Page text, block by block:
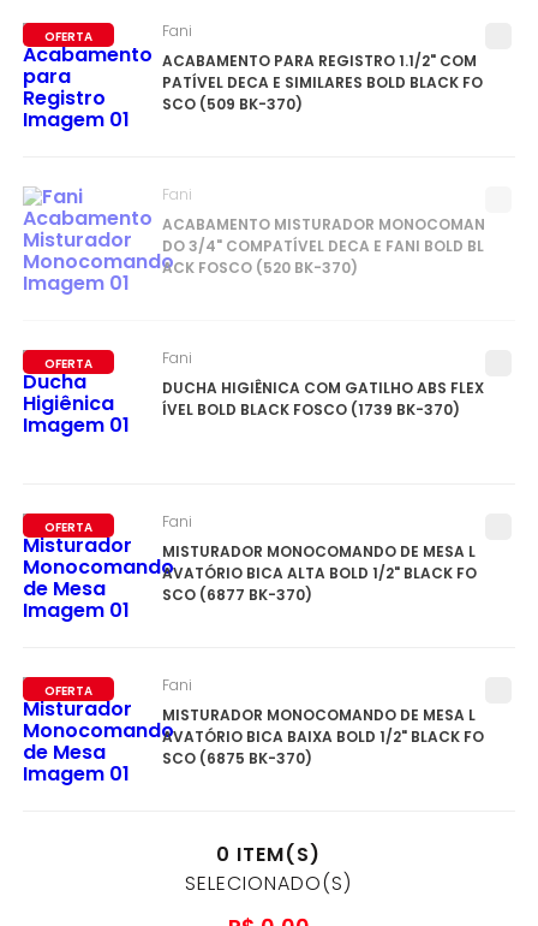
OFERTA
ACABAMENTO PARA REGISTRO 1.1/2" COM
PATÍVEL DECA E SIMILARES BOLD BLACK FO
SCO (509 BK-370)
Fani
ACABAMENTO MISTURADOR MONOCOMAN
DO 3/4" COMPATÍVEL DECA E FANI BOLD BL
ACK FOSCO (520 BK-370)
Fani
OFERTA
DUCHA HIGIÊNICA COM GATILHO ABS FLEX
ÍVEL BOLD BLACK FOSCO (1739 BK-370)
Fani
OFERTA
MISTURADOR MONOCOMANDO DE MESA L
AVATÓRIO BICA ALTA BOLD 1/2" BLACK FO
SCO (6877 BK-370)
Fani
OFERTA
MISTURADOR MONOCOMANDO DE MESA L
AVATÓRIO BICA BAIXA BOLD 1/2" BLACK FO
SCO (6875 BK-370)
Fani
0 ITEM(S)
SELECIONADO(S)